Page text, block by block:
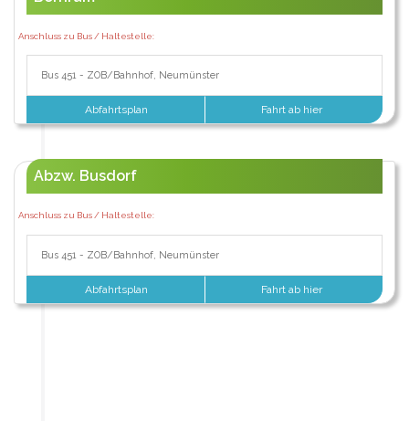
Anschluss zu Bus / Haltestelle:
Bus 451 - ZOB/Bahnhof, Neumünster
Abfahrtsplan Fahrt ab hier
Abzw. Busdorf
Anschluss zu Bus / Haltestelle:
Bus 451 - ZOB/Bahnhof, Neumünster
Abfahrtsplan Fahrt ab hier